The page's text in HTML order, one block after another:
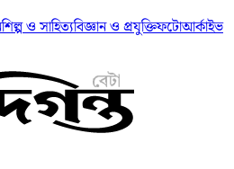
শিল্প ও সাহিত্যবিজ্ঞান ও প্রযুক্তিফটোআর্কাইভ